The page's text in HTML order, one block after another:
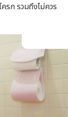
รก รวมถึงไม่ควร